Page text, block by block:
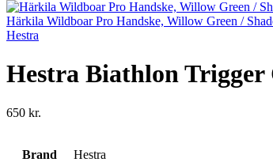
Härkila Wildboar Pro Handske, Willow Green /
Hestra
Hestra Biathlon Trigger
650 kr.
Brand Hestra